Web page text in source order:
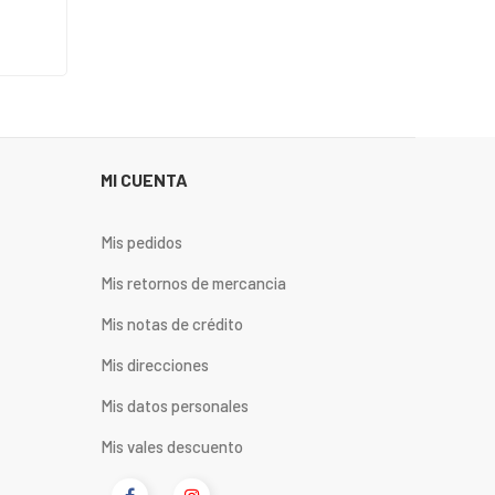
MI CUENTA
Mis pedidos
Mis retornos de mercancia
Mis notas de crédito
Mis direcciones
Mis datos personales
Mis vales descuento